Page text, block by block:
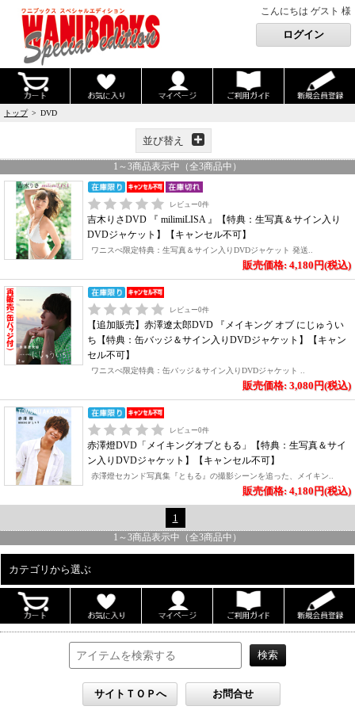
こんにちは ゲスト 様
トップ> DVD
並び替え
1 ～ 3商品表示中（全3商品中）
レビュー0件
吉木りさDVD 『 milimiLISA 』【特典：生写真＆サイン入り
DVDジャケット】【キャンセル不可】
ワニスぺ限定特典：生写真＆サイン入りDVDジャケット 発送..
販売価格: 4,180円(税込)
レビュー0件
【追加販売】赤澤遼太郎DVD 『メイキング オブ にじゅうい
ち【特典：缶バッジ＆サイン入りDVDジャケット】【キャン
セル不可】
ワニスぺ限定特典：缶バッジ＆サイン入りDVDジャケット ..
販売価格: 3,080円(税込)
レビュー0件
赤澤燈DVD「メイキングオブともる」【特典：生写真＆サイ
ン入りDVDジャケット】【キャンセル不可】
赤澤燈セカンド写真集『ともる』の撮影シーンを追った、メイキン..
販売価格: 4,180円(税込)
1
1 ～ 3商品表示中（全3商品中）
カテゴリから選ぶ
ALL
男性写真集